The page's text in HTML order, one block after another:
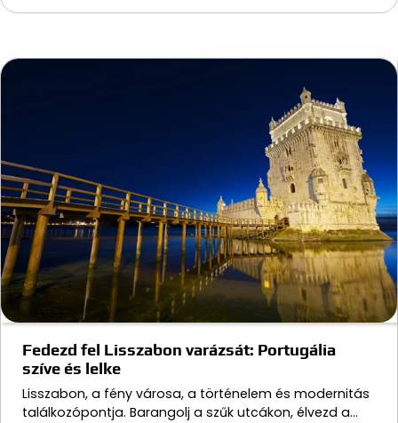
Fedezd fel Lisszabon varázsát: Portugália
szíve és lelke
Lisszabon, a fény városa, a történelem és modernitás
találkozópontja. Barangolj a szűk utcákon, élvezd a…